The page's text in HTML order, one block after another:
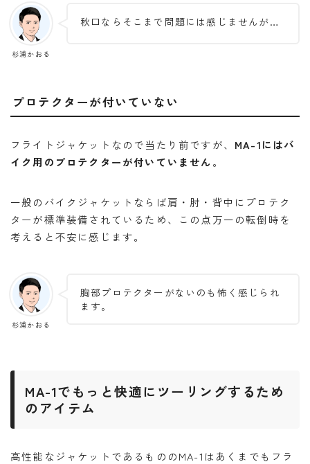
杉浦かおる
秋口ならそこまで問題には感じませんが…
プロテクターが付いていない
フライトジャケットなので当たり前ですが、 MA-1にはバ
イク用のプロテクターが付いていません 。
一般のバイクジャケットならば肩・肘・背中にプロテク
ターが標準装備されているため、この点万一の転倒時を
考えると不安に感じます。
杉浦かおる
胸部プロテクターがないのも怖く感じられ
ます。
MA-1でもっと快適にツーリングするため
のアイテム
高性能なジャケットであるもののMA-1はあくまでもフラ